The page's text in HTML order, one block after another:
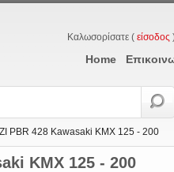
Home
Καλωσορίσατε ( είσοδος
PBR 428 Kawasaki KMX 125 - 200
KMX 125 - 200